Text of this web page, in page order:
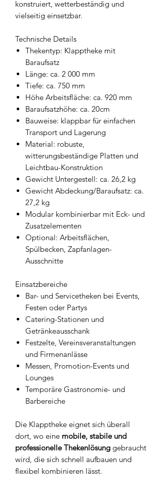
konstruiert, wetterbeständig und
vielseitig einsetzbar.
Technische Details
Thekentyp: Klapptheke mit
Baraufsatz
Länge: ca. 2 000 mm
Tiefe: ca. 750 mm
Höhe Arbeitsfläche: ca. 920 mm
Baraufsatzhöhe: ca. 20cm
Bauweise: klappbar für einfachen
Transport und Lagerung
Material: robuste,
witterungsbeständige Platten und
Leichtbau-Konstruktion
Gewicht Untergestell: ca. 26,2 kg
Gewicht Abdeckung/Baraufsatz: ca.
27,2 kg
Modular kombinierbar mit Eck- und
Zusatzelementen
Optional: Arbeitsflächen,
Spülbecken, Zapfanlagen-
Ausschnitte
Einsatzbereiche
Bar- und Servicetheken bei Events,
Festen oder Partys
Catering-Stationen und
Getränkeausschank
Festzelte, Vereinsveranstaltungen
und Firmenanlässe
Messen, Promotion-Events und
Lounges
Temporäre Gastronomie- und
Barbereiche
Die Klapptheke eignet sich überall
dort, wo eine mobile, stabile und
professionelle Thekenlösung gebraucht
wird, die sich schnell aufbauen und
flexibel kombinieren lässt.